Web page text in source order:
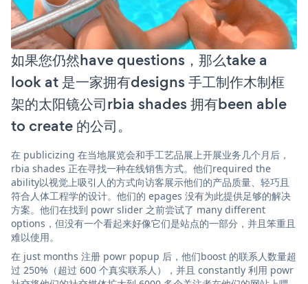
如果您仍然have questions，那么take a
look at 是一家拥有designs 手工制作木制框
架的太阳镜公司rbia shades 拥有been able
to create 的公司。
在 publicizing 在当地展览会和手工艺品展上开展业务几个月后，
rbia shades 正在寻找一种在线销售方式。他们required the
ability以视觉上吸引人的方式向访客展示他们的产品质量、轻巧且
符合人体工程学的设计。他们的 epages 没有为此提供足够的解决
方案。他们在找到 powr slider 之前尝试了 many different
options，但没有一个看起来好像它们是站点的一部分，并且笨重且
难以使用。
在 just months 注册 powr popup 后，他们boost 的联系人数量超
过 250%（超过 600 个真实联系人），并且 constantly 利用 powr